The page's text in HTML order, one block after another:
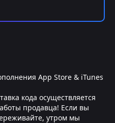
App Store & iTunes
кода осуществляется
продавца! Если вы
утром мы